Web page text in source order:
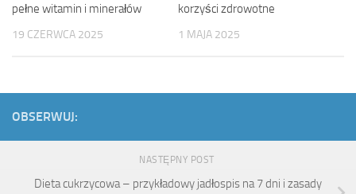
pełne witamin i minerałów
19 CZERWCA 2025
korzyści zdrowotne
1 MAJA 2025
OBSERWUJ:
NASTĘPNY POST
Dieta cukrzycowa – przykładowy jadłospis na 7 dni i zasady